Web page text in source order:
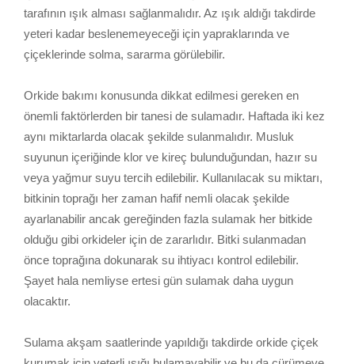
tarafının ışık alması sağlanmalıdır. Az ışık aldığı takdirde
yeteri kadar beslenemeyeceği için yapraklarında ve
çiçeklerinde solma, sararma görülebilir.
Orkide bakımı konusunda dikkat edilmesi gereken en
önemli faktörlerden bir tanesi de sulamadır. Haftada iki kez
aynı miktarlarda olacak şekilde sulanmalıdır. Musluk
suyunun içeriğinde klor ve kireç bulunduğundan, hazır su
veya yağmur suyu tercih edilebilir. Kullanılacak su miktarı,
bitkinin toprağı her zaman hafif nemli olacak şekilde
ayarlanabilir ancak gereğinden fazla sulamak her bitkide
olduğu gibi orkideler için de zararlıdır. Bitki sulanmadan
önce toprağına dokunarak su ihtiyacı kontrol edilebilir.
Şayet hala nemliyse ertesi gün sulamak daha uygun
olacaktır.
Sulama akşam saatlerinde yapıldığı takdirde orkide çiçek